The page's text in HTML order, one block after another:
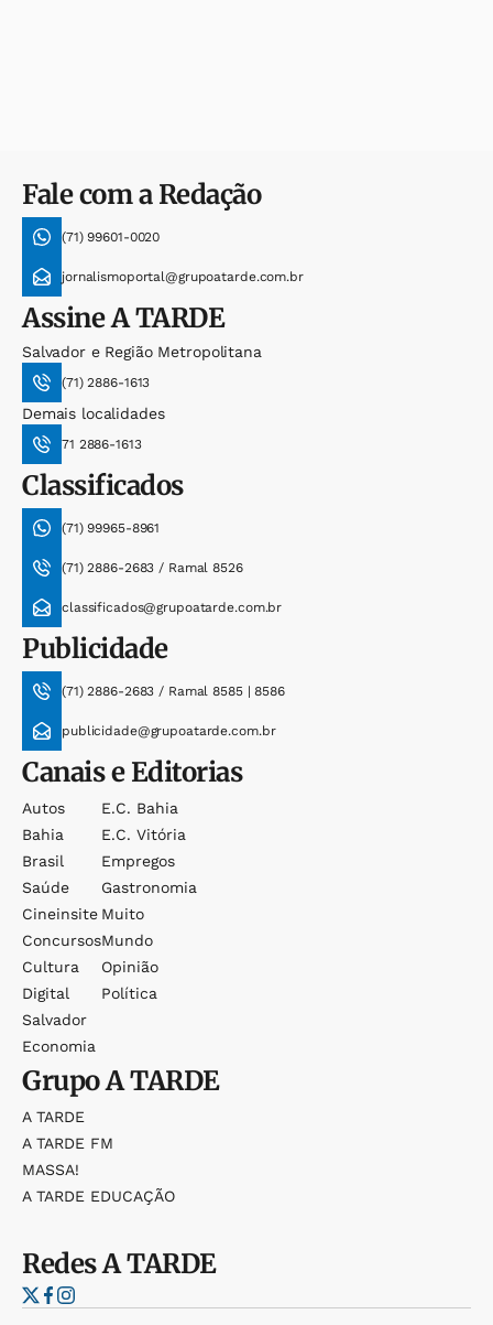
Fale com a Redação
(71) 99601-0020
jornalismoportal@grupoatarde.com.br
AssineA TARDE
Salvador e Região Metropolitana
(71) 2886-1613
Demais localidades
71 2886-1613
Classificados
(71) 99965-8961
(71) 2886-2683 / Ramal 8526
classificados@grupoatarde.com.br
Publicidade
(71) 2886-2683 / Ramal 8585 | 8586
publicidade@grupoatarde.com.br
Canais e Editorias
Autos
Bahia
Brasil
Saúde
Cineinsite
Concursos
Cultura
Digital
Salvador
Economia
E.c. Bahia
E.c. Vitória
Empregos
Gastronomia
Muito
Mundo
Opinião
Política
GrupoA TARDE
A TARDE
A TARDE FM
MASSA!
A TARDE EDUCAÇÃO
RedesA TARDE